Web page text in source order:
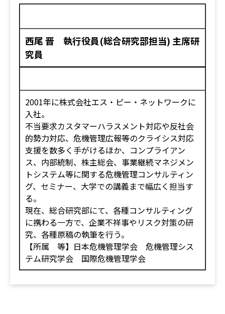
西尾 晋 執行役員(総合研究部担当) 主席研
究員
2001年に株式会社エス・ピー・ネットワークに
入社。
不当要求カスタマーハラスメント対応や反社会
的勢力対応、危機管理広報等のクライシス対応
支援を数多く手がけるほか、コンプライアン
ス、内部統制、株主総会、事業継続マネジメン
トシステム等に関する危機管理コンサルティン
グ、セミナー、大学での講義まで幅広く担当す
る。
現在、総合研究部にて、各種コンサルティング
に携わる一方で、企業不祥事やリスク対策の研
究、各種原稿の執筆を行う。
【所属 等】日本危機管理学会 危機管理シス
テム研究学会 国際危機管理学会